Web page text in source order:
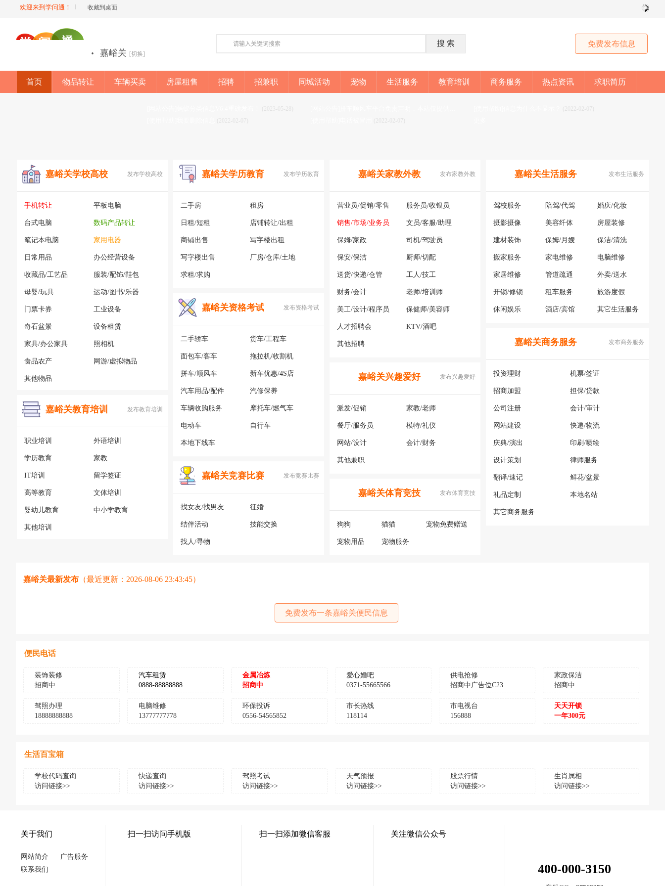
欢迎来到学问通！ 收藏到桌面
免费发布信息
· 嘉峪关 [切换]
首页 物品转让 车辆买卖 房屋租售 招聘 招兼职 同城活动 宠物 生活服务 教育培训 商务服务 热点资讯 求职简历
嘉峪关学校高校 发布学校高校
手机转让 平板电脑
台式电脑 数码产品转让
笔记本电脑 家用电器
日常用品 办公经营设备
收藏品/工艺品 服装/配饰/鞋包
母婴/玩具 运动/图书/乐器
门票卡券 工业设备
奇石盆景 设备租赁
家具/办公家具 照相机
食品农产 网游/虚拟物品
其他物品
嘉峪关教育培训 发布教育培训
职业培训 外语培训
学历教育 家教
IT培训 留学签证
高等教育 文体培训
婴幼儿教育 中小学教育
其他培训
嘉峪关学历教育 发布学历教育
二手房 租房
日租/短租 店铺转让/出租
商铺出售 写字楼出租
写字楼出售 厂房/仓库/土地
求租/求购
嘉峪关资格考试 发布资格考试
二手轿车 货车/工程车
面包车/客车 拖拉机/收割机
拼车/顺风车 新车优惠/4S店
汽车用品/配件 汽修保养
车辆收购服务 摩托车/燃气车
电动车 自行车
本地下线车
嘉峪关竞赛比赛 发布竞赛比赛
找女友/找男友 征婚
结伴活动 技能交换
找人/寻物
嘉峪关家教外教 发布家教外教
营业员/促销/零售 服务员/收银员
销售/市场/业务员 文员/客服/助理
保姆/家政 司机/驾驶员
保安/保洁 厨师/切配
送货/快递/仓管 工人/技工
财务/会计 老师/培训师
美工/设计/程序员 保健师/美容师
人才招聘会 KTV/酒吧
其他招聘
嘉峪关兴趣爱好 发布兴趣爱好
派发/促销 家教/老师
餐厅/服务员 模特/礼仪
网站/设计 会计/财务
其他兼职
嘉峪关体育竞技 发布体育竞技
狗狗 猫猫 宠物免费赠送
宠物用品 宠物服务
嘉峪关生活服务 发布生活服务
驾校服务 陪驾/代驾 婚庆/化妆
摄影摄像 美容纤体 房屋装修
建材装饰 保姆/月嫂 保洁/清洗
搬家服务 家电维修 电脑维修
家居维修 管道疏通 外卖/送水
开锁/修锁 租车服务 旅游度假
休闲娱乐 酒店/宾馆 其它生活服务
嘉峪关商务服务 发布商务服务
投资理财 机票/签证
招商加盟 担保/贷款
公司注册 会计/审计
网站建设 快递/物流
庆典/演出 印刷/喷绘
设计策划 律师服务
翻译/速记 鲜花/盆景
礼品定制 本地名站
其它商务服务
嘉峪关最新发布 （最近更新：2026-08-06 23:43:45）
免费发布一条嘉峪关便民信息
便民电话
装饰装修
招商中
汽车租赁
0888-88888888
金属冶炼
招商中
爱心婚吧
0371-55665566
供电抢修
招商中广告位C23
家政保洁
招商中
驾照办理
18888888888
电脑维修
13777777778
环保投诉
0556-54565852
市长热线
118114
市电视台
156888
天天开锁
一年300元
生活百宝箱
学校代码查询
访问链接>>
快递查询
访问链接>>
驾照考试
访问链接>>
天气预报
访问链接>>
股票行情
访问链接>>
生肖属相
访问链接>>
关于我们
网站简介
广告服务
联系我们
扫一扫访问手机版 扫一扫添加微信客服 关注微信公众号
400-000-3150